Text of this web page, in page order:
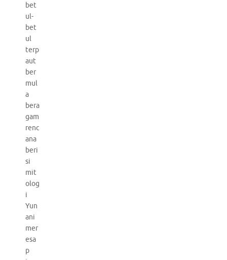
bet
ul-
bet
ul
terp
aut
ber
mul
a
bera
gam
renc
ana
beri
si
mit
olog
i
Yun
ani
mer
esa
p